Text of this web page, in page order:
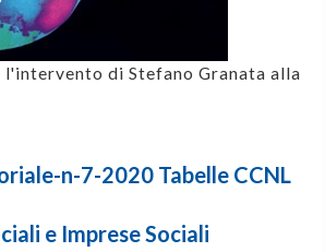
di Stefano Granata alla
n-7-2020 Tabelle CCNL
e Imprese Sociali